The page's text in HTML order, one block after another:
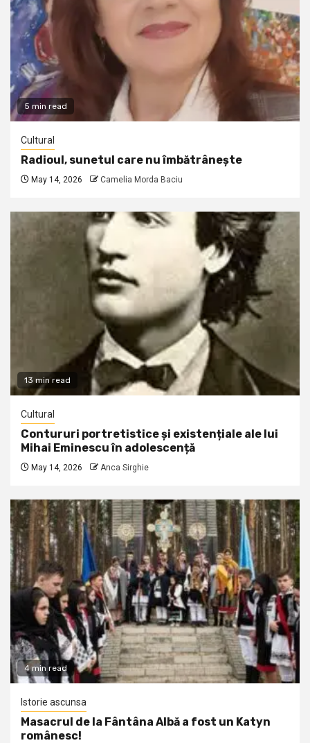
5 min read
Cultural
Radioul, sunetul care nu îmbătrânește
May 14, 2026 Camelia Morda Baciu
13 min read
Cultural
Contururi portretistice și existențiale ale lui
Mihai Eminescu în adolescență
May 14, 2026 Anca Sirghie
4 min read
Istorie ascunsa
Masacrul de la Fântâna Albă a fost un Katyn
românesc!